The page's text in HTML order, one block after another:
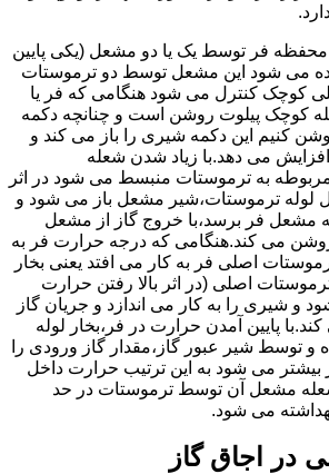
محفظه فر توسط یک یا دو مشعل (یکی پایین
می شود این مشعل توسط دو ترموستات
کوچک کنترل می شود هنگامی که فر یا
کوچک پیلوت روشن است و چنانچه دکمه
کنیم این دکمه شیری را باز می کند و
افزایش می دهد.با زیاد شدن شعله
مربوطه به ترموستات منبسط می شود در اثر
لوله ترموستات،شیر مشعل باز می شود و
مشعل فر برسد،با خروج گاز از مشعل
می کند.هنگامی که درجه حرارت فر به
اصلی فر به کار می افتد یعنی بخار
اصلی (در اثر بالا رفتن حرارت
و شیری را به کار می اندازد و جریان گاز
پایین آمدن حرارت در فر،بخار لوله
توسط شیر عبور گاز،مقدار گاز ورودی را
بیشتر می شود به این ترتیب حرارت داخل
مشعل آن توسط ترموستات در حد
می شود.
در اجاق گاز